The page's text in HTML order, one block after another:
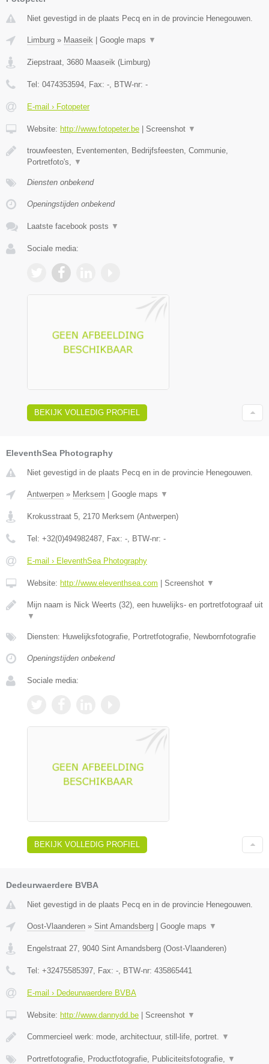
Niet gevestigd in de plaats Pecq en in de provincie Henegouwen.
Limburg » Maaseik Google maps ▼
Ziepstraat, 3680 Maaseik (Limburg)
Tel: 0474353594, Fax: -, BTW-nr: -
E-mail › Fotopeter
Website: http://www.fotopeter.be Screenshot ▼
trouwfeesten, Eventementen, Bedrijfsfeesten, Communie,
Portretfoto's, ▼
Diensten onbekend
Openingstijden onbekend
Laatste facebook posts ▼
Sociale media:
BEKIJK VOLLEDIG PROFIEL
EleventhSea Photography
Niet gevestigd in de plaats Pecq en in de provincie Henegouwen.
Antwerpen » Merksem Google maps ▼
Krokusstraat 5 2170 Merksem (Antwerpen)
Tel: +32(0)494982487 , Fax: - , BTW-nr: -
E-mail › EleventhSea Photography
Website: http://www.eleventhsea.com Screenshot ▼
Mijn naam is Nick Weerts (32), een huwelijks- en portretfotograaf uit
▼
Diensten: Huwelijksfotografie, Portretfotografie, Newbornfotografie
Openingstijden onbekend
Sociale media:
BEKIJK VOLLEDIG PROFIEL
Dedeurwaerdere BVBA
Niet gevestigd in de plaats Pecq en in de provincie Henegouwen.
Oost-Vlaanderen » Sint Amandsberg | Google maps ▼
Engelstraat 27 9040 Sint Amandsberg (Oost-Vlaanderen)
Tel: +32475585397 , Fax: - , BTW-nr: 435865441
E-mail › Dedeurwaerdere BVBA
Website: http://www.dannydd.be | Screenshot ▼
Commercieel werk: mode, architectuur, still-life, portret. ▼
Portretfotografie, Productfotografie, Publiciteitsfotografie, ▼